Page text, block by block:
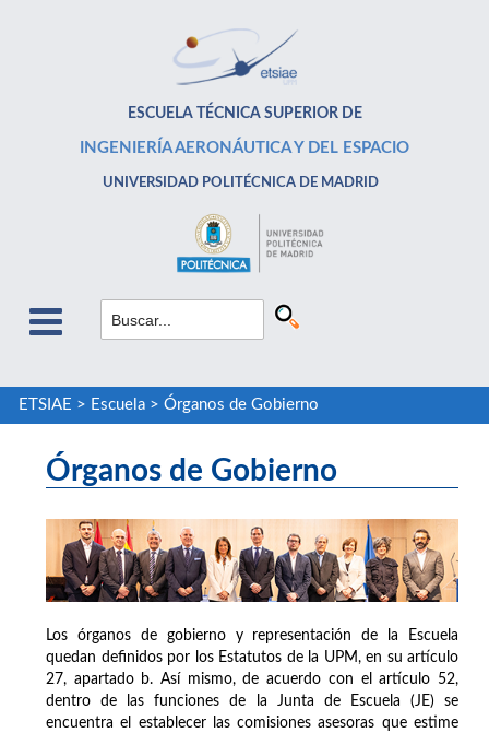
ESCUELA TÉCNICA SUPERIOR DE
INGENIERÍA AERONÁUTICA Y DEL ESPACIO
UNIVERSIDAD POLITÉCNICA DE MADRID
ETSIAE > Escuela> Órganos de Gobierno
Órganos de Gobierno
Los órganos de gobierno y representación de la Escuela
quedan definidos por los Estatutos de la UPM, en su artículo
27, apartado b. Así mismo, de acuerdo con el artículo 52,
dentro de las funciones de la Junta de Escuela (JE) se
encuentra el establecer las comisiones asesoras que estime